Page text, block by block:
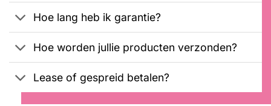
Hoe lang heb ik garantie?
Hoe worden jullie producten verzonden?
Lease of gespreid betalen?